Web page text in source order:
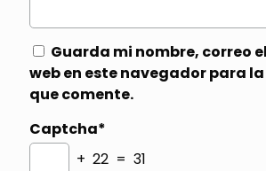
Guarda mi nombre, correo
web en este navegador para
que comente.
Captcha*
+ 22 = 31